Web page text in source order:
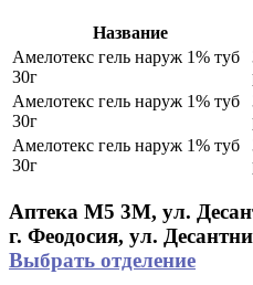
Название
Амелотекс гель наруж 1% туб
30г
Амелотекс гель наруж 1% туб
30г
Амелотекс гель наруж 1% туб
30г
Аптека М5 3М, ул.
г. Феодосия, ул.
Выбрать отделение